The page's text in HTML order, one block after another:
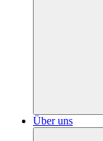
Über uns